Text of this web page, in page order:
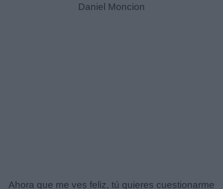
Daniel Moncion
Ahora que me ves feliz, tú quieres cuestionarme